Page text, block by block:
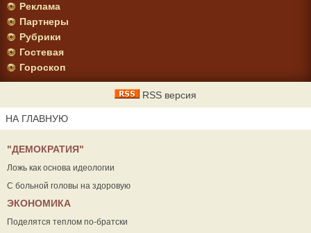
Реклама
Партнеры
Рубрики
Гостевая
Гороскоп
RSS версия
НА ГЛАВНУЮ
"ДЕМОКРАТИЯ"
Ложь как основа идеологии
С больной головы на здоровую
ЭКОНОМИКА
Поделятся теплом по-братски